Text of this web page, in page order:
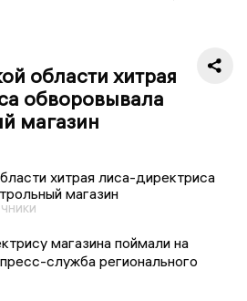
области хитрая
обворовывала
магазин
магазина поймали на
служба регионального